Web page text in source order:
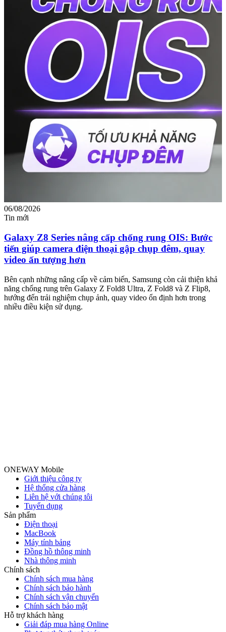
06/08/2026
Tin mới
Galaxy Z8 Series nâng cấp chống rung OIS: Bước
tiến giúp camera điện thoại gập chụp đêm, quay
video ấn tượng hơn
Bên cạnh những nâng cấp về cảm biến, Samsung còn cải thiện khả
năng chống rung trên Galaxy Z Fold8 Ultra, Z Fold8 và Z Flip8,
hướng đến trải nghiệm chụp ảnh, quay video ổn định hơn trong
nhiều điều kiện sử dụng.
ONEWAY Mobile
Giới thiệu công ty
Hệ thống cửa hàng
Liên hệ với chúng tôi
Tuyển dụng
Sản phẩm
Điện thoại
MacBook
Máy tính bảng
Đồng hồ thông minh
Nhà thông minh
Chính sách
Chính sách mua hàng
Chính sách bảo hành
Chính sách vận chuyển
Chính sách bảo mật
Hỗ trợ khách hàng
Giải đáp mua hàng Online